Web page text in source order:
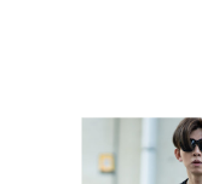
２．關於個人資料處理事
３．未成年的使用者請事
「AFTEE先享後付」，若